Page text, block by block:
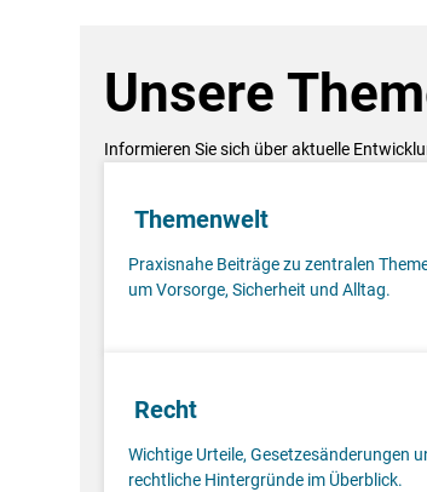
Unsere
Informieren Sie sich über aktuelle
Themenwelt
Praxisnahe Beiträge zu zentralen
um Vorsorge, Sicherheit und Alltag.
Recht
Wichtige Urteile, Gesetzesänderungen
rechtliche Hintergründe im Überblick.